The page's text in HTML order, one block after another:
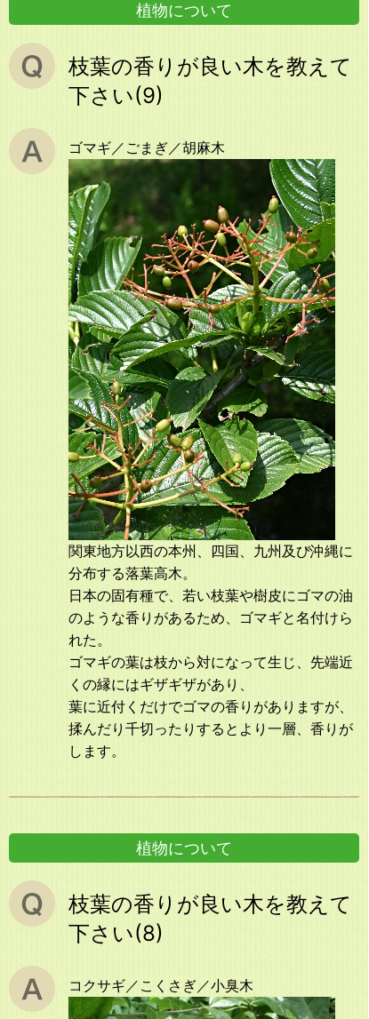
植物について
枝葉の香りが良い木を教えて
下さい(9)
ゴマギ／ごまぎ／胡麻木
関東地方以西の本州、四国、九州及び沖縄に
分布する落葉高木。
日本の固有種で、若い枝葉や樹皮にゴマの油
のような香りがあるため、ゴマギと名付けら
れた。
ゴマギの葉は枝から対になって生じ、先端近
くの縁にはギザギザがあり、
葉に近付くだけでゴマの香りがありますが、
揉んだり千切ったりするとより一層、香りが
します。
植物について
枝葉の香りが良い木を教えて
下さい(8)
コクサギ／こくさぎ／小臭木